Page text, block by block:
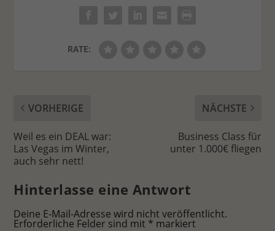
RATE:
VORHERIGE
Weil es ein DEAL war:
Las Vegas im Winter,
auch sehr nett!
NÄCHSTE
Business Class für
unter 1.000€ fliegen
Hinterlasse eine Antwort
Deine E-Mail-Adresse wird nicht veröffentlicht.
Erforderliche Felder sind mit * markiert